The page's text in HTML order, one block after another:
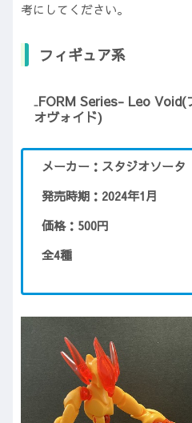
考にしてください。
フィギュア系
₋FORM Series- Leo
オヴォイド)
メーカー：スタジオソータ
発売時期：2024年1月
価格：500円
全4種